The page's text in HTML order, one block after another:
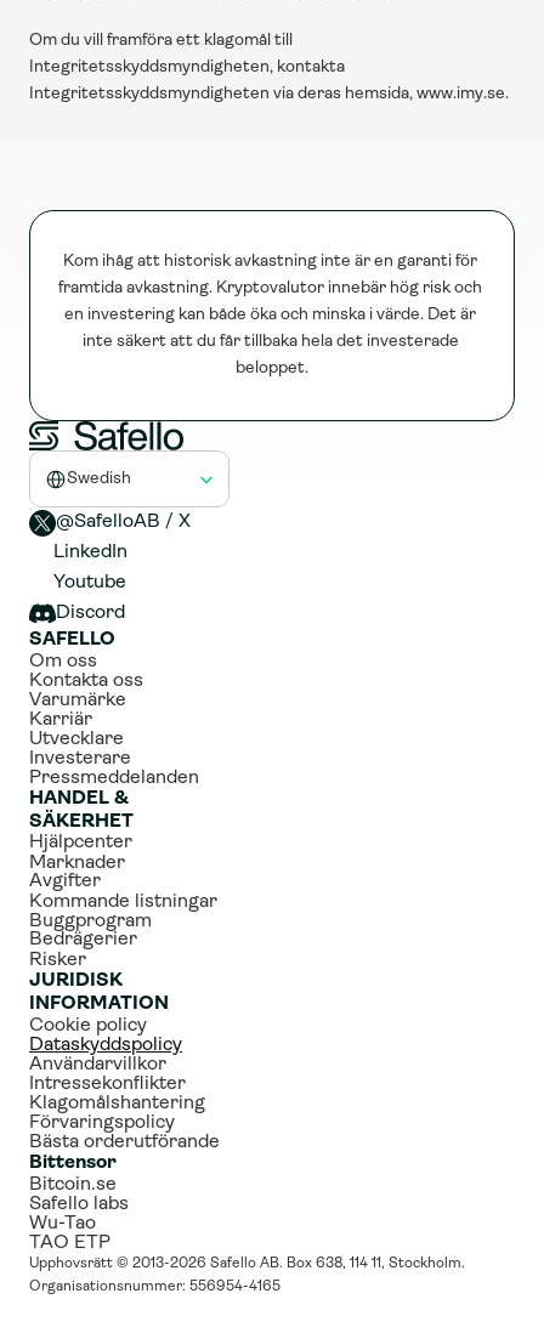
Om du vill framföra ett klagomål till
Integritetsskyddsmyndigheten, kontakta
Integritetsskyddsmyndigheten via deras hemsida, www.imy.se.
Kom ihåg att historisk avkastning inte är en garanti för
framtida avkastning. Kryptovalutor innebär hög risk och
en investering kan både öka och minska i värde. Det är
inte säkert att du får tillbaka hela det investerade
beloppet.
Select Language
Swedish
@SafelloAB / X
LinkedIn
Youtube
Discord
SAFELLO
Om oss
Kontakta oss
Varumärke
Karriär
Utvecklare
Investerare
Pressmeddelanden
HANDEL &
SÄKERHET
Hjälpcenter
Marknader
Avgifter
Kommande listningar
Buggprogram
Bedrägerier
Risker
JURIDISK
INFORMATION
Cookie policy
Dataskyddspolicy
Användarvillkor
Intressekonflikter
Klagomålshantering
Förvaringspolicy
Bästa orderutförande
Bittensor
Bitcoin.se
Safello labs
Wu-Tao
TAO ETP
Upphovsrätt © 2013-2026 Safello AB. Box 638, 114 11, Stockholm.
Organisationsnummer: 556954-4165